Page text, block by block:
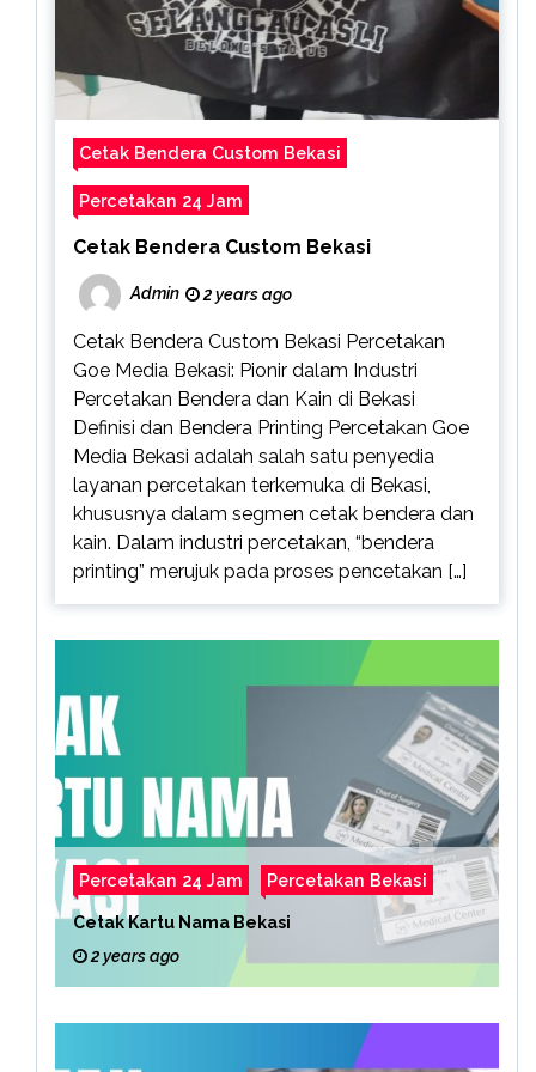
Cetak Bendera Custom Bekasi
Percetakan 24 Jam
Cetak Bendera Custom Bekasi
Admin 2 years ago
Cetak Bendera Custom Bekasi Percetakan
Goe Media Bekasi: Pionir dalam Industri
Percetakan Bendera dan Kain di Bekasi
Definisi dan Bendera Printing Percetakan Goe
Media Bekasi adalah salah satu penyedia
layanan percetakan terkemuka di Bekasi,
khususnya dalam segmen cetak bendera dan
kain. Dalam industri percetakan, “bendera
printing” merujuk pada proses pencetakan […]
Percetakan 24 Jam Percetakan Bekasi
Cetak Kartu Nama Bekasi
2 years ago